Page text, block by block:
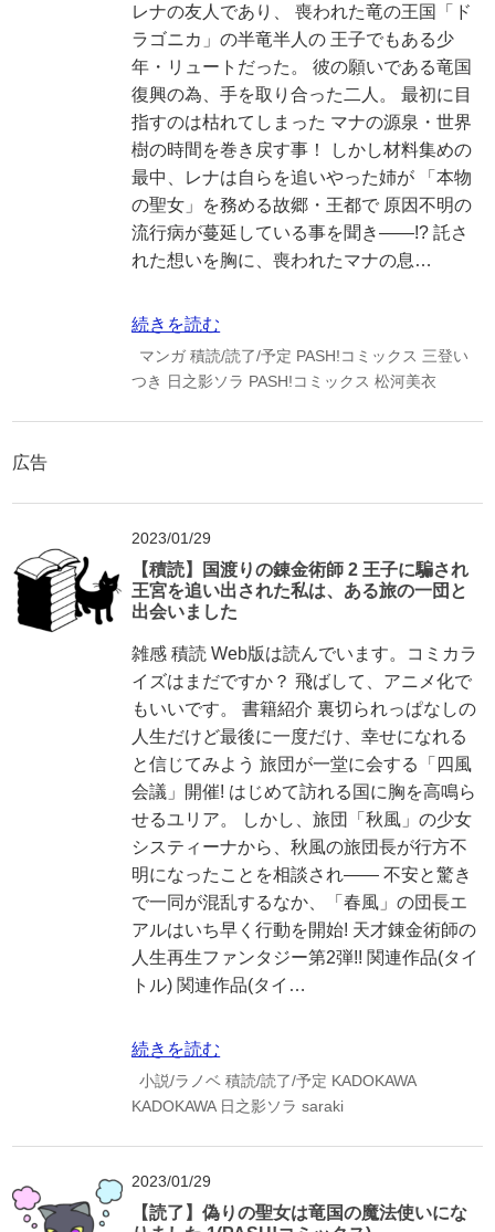
レナの友人であり、 喪われた竜の王国「ド
ラゴニカ」の半竜半人の 王子でもある少
年・リュートだった。 彼の願いである竜国
復興の為、手を取り合った二人。 最初に目
指すのは枯れてしまった マナの源泉・世界
樹の時間を巻き戻す事！ しかし材料集めの
最中、レナは自らを追いやった姉が 「本物
の聖女」を務める故郷・王都で 原因不明の
流行病が蔓延している事を聞き――!? 託さ
れた想いを胸に、喪われたマナの息…
続きを読む
マンガ 積読/読了/予定 PASH!コミックス 三登い
つき 日之影ソラ PASH!コミックス 松河美衣
広告
2023/01/29
【積読】国渡りの錬金術師 2 王子に騙され
王宮を追い出された私は、ある旅の一団と
出会いました
雑感 積読 Web版は読んでいます。コミカラ
イズはまだですか？ 飛ばして、アニメ化で
もいいです。 書籍紹介 裏切られっぱなしの
人生だけど最後に一度だけ、幸せになれる
と信じてみよう 旅団が一堂に会する「四風
会議」開催! はじめて訪れる国に胸を高鳴ら
せるユリア。 しかし、旅団「秋風」の少女
システィーナから、秋風の旅団長が行方不
明になったことを相談され―― 不安と驚き
で一同が混乱するなか、「春風」の団長エ
アルはいち早く行動を開始! 天才錬金術師の
人生再生ファンタジー第2弾!! 関連作品(タイ
トル) 関連作品(タイ…
続きを読む
小説/ラノベ 積読/読了/予定 KADOKAWA
KADOKAWA 日之影ソラ saraki
2023/01/29
【読了】偽りの聖女は竜国の魔法使いにな